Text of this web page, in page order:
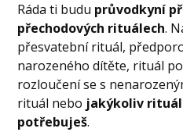
Ráda ti budu průvodkyní
přechodových rituálech.
přesvatební rituál,
narozeného dítěte, rituál
rozloučení se s
rituál nebo jakýkoliv
potřebuješ.